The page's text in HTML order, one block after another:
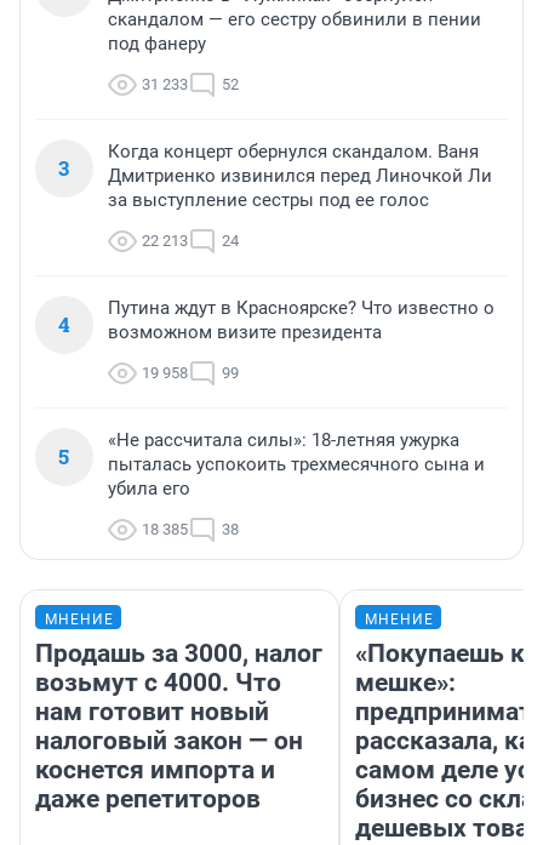
скандалом — его сестру обвинили в пении
под фанеру
31 233 52
3
Когда концерт обернулся скандалом. Ваня
Дмитриенко извинился перед Линочкой Ли
за выступление сестры под ее голос
22 213 24
4
Путина ждут в Красноярске? Что известно о
возможном визите президента
19 958 99
5
«Не рассчитала силы»: 18-летняя ужурка
пыталась успокоить трехмесячного сына и
убила его
18 385 38
МНЕНИЕ
Продашь за 3000, налог
возьмут с 4000. Что
нам готовит новый
налоговый закон — он
коснется импорта и
даже репетиторов
МНЕНИЕ
«Покупаешь
мешке»:
рассказала,
самом деле
бизнес со
дешевых